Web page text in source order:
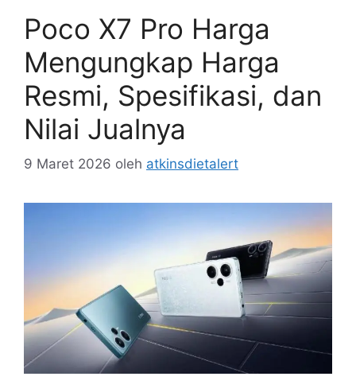
Poco X7 Pro Harga
Mengungkap Harga
Resmi, Spesifikasi, dan
Nilai Jualnya
9 Maret 2026 oleh atkinsdietalert